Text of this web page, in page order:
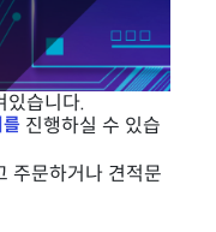
있습니다.
를 진행하실 수 있습
주문하거나 견적문